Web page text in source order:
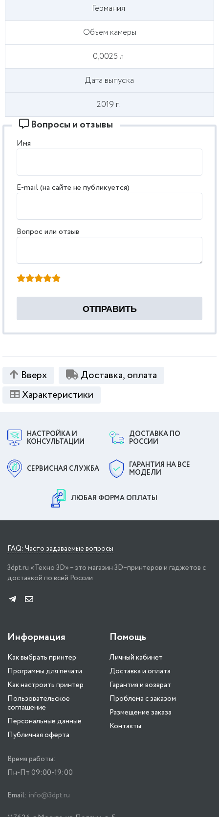
Германия
Объем камеры
0,0025 л
Дата выпуска
2019 г.
Вопросы и отзывы
Имя
E-mail (на сайте не публикуется)
Вопрос или отзыв
Вверх
Доставка, оплата
Характеристики
НАСТРОЙКА И
КОНСУЛЬТАЦИИ
ДОСТАВКА ПО
РОССИИ
СЕРВИСНАЯ СЛУЖБА
ГАРАНТИЯ НА ВСЕ
МОДЕЛИ
ЛЮБАЯ ФОРМА ОПЛАТЫ
FAQ: Часто задаваемые вопросы
3dpt.ru «Техно 3D» – это магазин 3D–принтеров и гаджетов с
доставкой по всей России
Информация
Как выбрать принтер
Программы для печати
Как настроить принтер
Пользовательское
соглашение
Персональные данные
Публичная оферта
Помощь
Личный кабинет
Доставка и оплата
Гарантия и возврат
Проблема с заказом
Размещение заказа
Контакты
Время работы:
Пн-Пт 09:00-19:00
Email: info@3dpt.ru